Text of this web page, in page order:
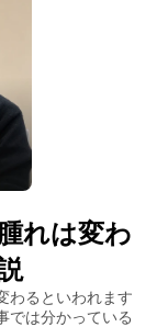
れは変わ
わるといわれます
では分かっている